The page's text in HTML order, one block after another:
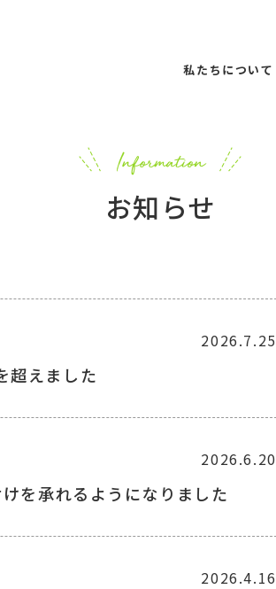
私たちについて
お知らせ
2026.7.25
超えました
2026.6.20
を承れるようになりました
2026.4.16